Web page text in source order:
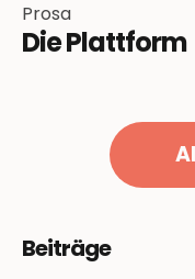
Prosa
Die Plattform
Beiträge